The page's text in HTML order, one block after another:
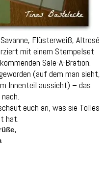
Flüsterweiß, Altrosé
mit einem Stempelset
Sale-A-Bration.
(auf dem man sieht,
Innenteil aussieht) – das
euch an, was sie Tolles
hat.